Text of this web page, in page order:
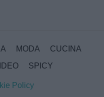
MODA
CUCINA
SPICY
Policy